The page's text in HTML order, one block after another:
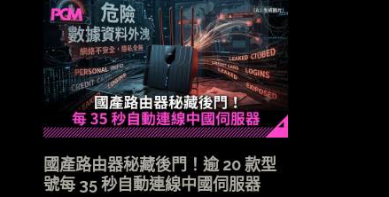
國產路由器秘藏後門！逾 20 款型
號每 35 秒自動連線中國伺服器